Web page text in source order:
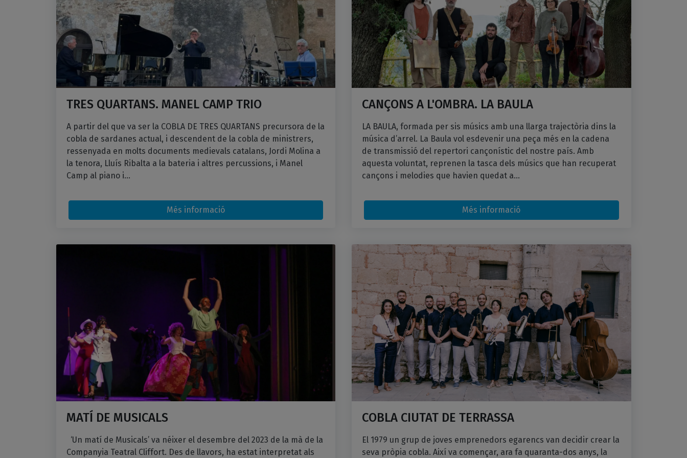
TRES QUARTANS. MANEL CAMP TRIO
A partir del que va ser la COBLA DE TRES QUARTANS precursora de la
cobla de sardanes actual, i descendent de la cobla de ministrers,
ressenyada en molts documents medievals catalans, Jordi Molina a
la tenora, Lluís Ribalta a la bateria i altres percussions, i Manel
Camp al piano i...
Més informació
CANÇONS A L'OMBRA. LA BAULA
LA BAULA, formada per sis músics amb una llarga trajectòria dins la
música d’arrel. La Baula vol esdevenir una peça més en la cadena
de transmissió del repertori cançonístic del nostre país. Amb
aquesta voluntat, reprenen la tasca dels músics que han recuperat
cançons i melodies que havien quedat a...
Més informació
MATÍ DE MUSICALS
‘Un matí de Musicals’ va néixer el desembre del 2023 de la mà de la
Companyia Teatral Cliffort. Des de llavors, ha estat interpretat als
COBLA CIUTAT DE TERRASSA
El 1979 un grup de joves emprenedors egarencs van decidir crear la
seva pròpia cobla. Així va començar, ara fa quaranta-dos anys, la